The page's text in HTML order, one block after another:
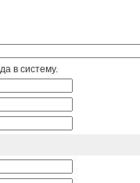
в систему.